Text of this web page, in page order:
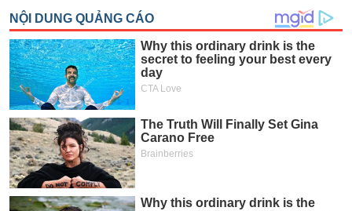
Truyền
thông
tài
chính
Dữ
liệu